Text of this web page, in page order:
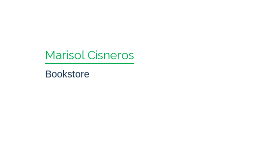
Marisol Cisneros
Bookstore